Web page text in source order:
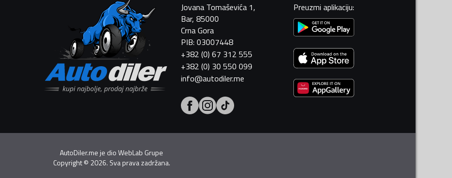
Jovana Tomaševića 1,
Bar, 85000
Crna Gora
PIB: 03007448
+382 (0) 67 312 555
+382 (0) 30 550 099
info@autodiler.me
Preuzmi aplikaciju:
AutoDiler.me je dioWebLab Grupe
Copyright© 2026. Sva prava zadržana.